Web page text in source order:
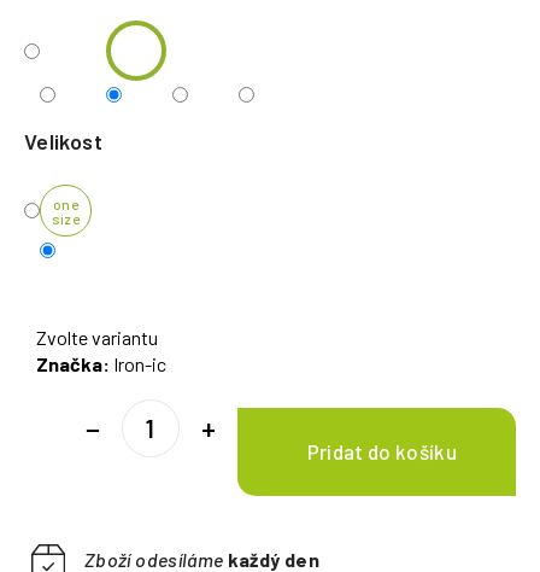
Velikost
one
size
Zvolte variantu
Značka: Iron-ic
+
−
Zboží odesíláme každý den